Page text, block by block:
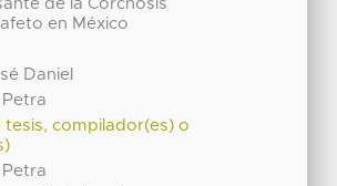
de la Corchosis
en México
Daniel
Petra
tesis, compilador(es) o
Petra